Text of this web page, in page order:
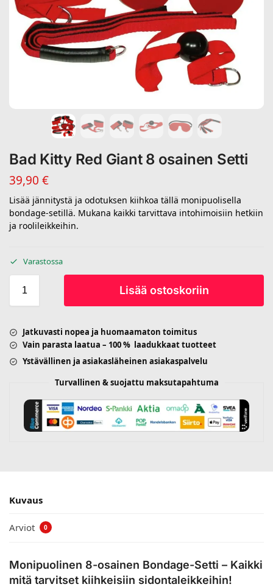
Bad Kitty Red Giant 8 osainen Setti
39,90 €
Lisää jännitystä ja odotuksen kiihkoa tällä monipuolisella
bondage-setillä. Mukana kaikki tarvittava intohimoisiin hetkiin
ja roolileikkeihin.
Varastossa
Lisää ostoskoriin
Jatkuvasti nopea ja huomaamaton toimitus
Vain parasta laatua – 100 % laadukkaat tuotteet
Ystävällinen ja asiakasläheinen asiakaspalvelu
Turvallinen & suojattu maksutapahtuma
Kuvaus
Arviot 0
Monipuolinen 8-osainen Bondage-Setti – Kaikki
mitä tarvitset kiihkeisiin sidontaleikkeihin!